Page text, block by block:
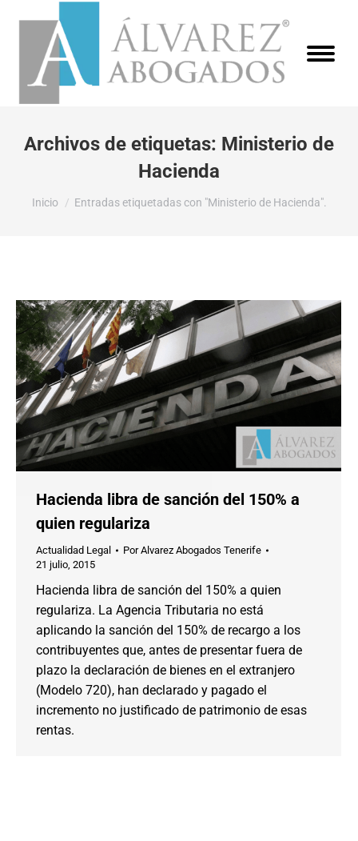
Archivos de etiquetas: Ministerio de
Hacienda
Estás aquí:
Inicio Entradas etiquetadas con "Ministerio de Hacienda".
Hacienda libra de sanción del 150% a
quien regulariza
Actualidad Legal PorAlvarez Abogados Tenerife
21 julio, 2015
Hacienda libra de sanción del 150% a quien
regulariza. La Agencia Tributaria no está
aplicando la sanción del 150% de recargo a los
contribuyentes que, antes de presentar fuera de
plazo la declaración de bienes en el extranjero
(Modelo 720), han declarado y pagado el
incremento no justificado de patrimonio de esas
rentas.